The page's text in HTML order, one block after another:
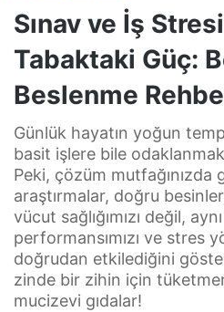
Sınav ve İş
Tabaktaki Güç:
Beslenme
Günlük hayatın yoğun
basit işlere bile
Peki, çözüm mutfağınızda
araştırmalar, doğru
vücut sağlığımızı değil,
performansımızı ve stres
doğrudan etkilediğini
zinde bir zihin için
mucizevi gıdalar!